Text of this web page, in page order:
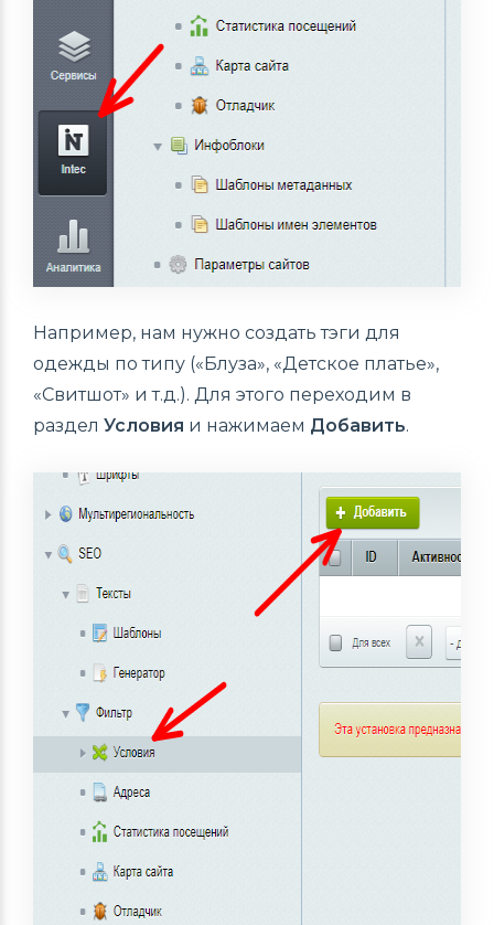
Например, нам нужно создать тэги для
одежды по типу («Блуза», «Детское платье»,
«Свитшот» и т.д.). Для этого переходим в
раздел Условия и нажимаем Добавить.